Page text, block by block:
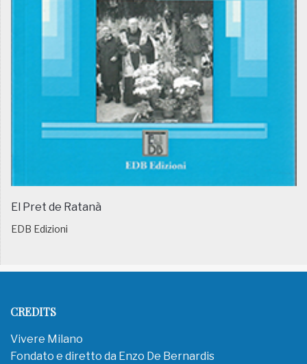
El Pret de Ratanà
EDB Edizioni
CREDITS
Vivere Milano
Fondato e diretto da Enzo De Bernardis